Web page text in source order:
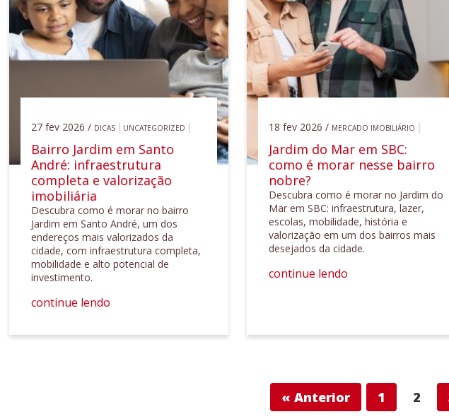
27 fev 2026 / DICAS UNCATEGORIZED
Bairro Jardim em Santo
André: infraestrutura
completa e valorização
imobiliária
Descubra como é morar no bairro
Jardim em Santo André, um dos
endereços mais valorizados da
cidade, com infraestrutura completa,
mobilidade e alto potencial de
investimento.
continue lendo
18 fev 2026 / MERCADO IMOBILIÁRIO
Jardim do Mar em SBC:
como é morar nesse bairro
nobre?
Descubra como é morar no Jardim do
Mar em SBC: infraestrutura, lazer,
escolas, mobilidade, história e
valorização em um dos bairros mais
desejados da cidade.
continue lendo
« Anterior 1 2